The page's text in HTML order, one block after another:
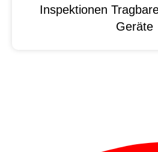
Inspektionen
Geräte